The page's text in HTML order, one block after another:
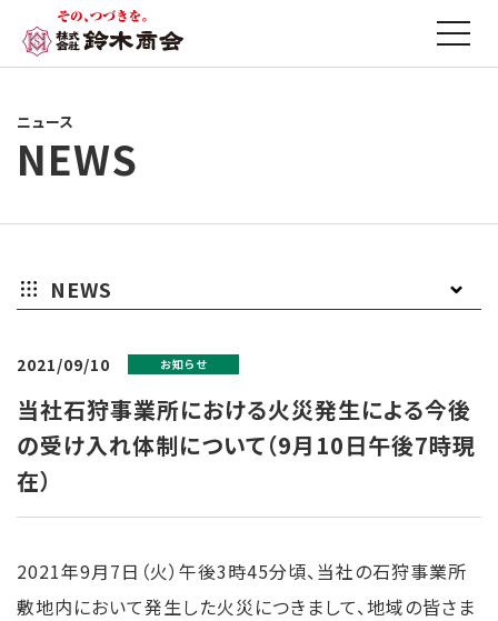
ニュース
NEWS
NEWS
ら
せ
ス
リ
ー
他
2021/09/10 お知らせ
当社石狩事業所における火災発生による今後
の受け入れ体制について（9月10日午後7時現
在）
2021年9月7日（火）午後3時45分頃、当社の石狩事業所
敷地内において発生した火災につきまして、地域の皆さま